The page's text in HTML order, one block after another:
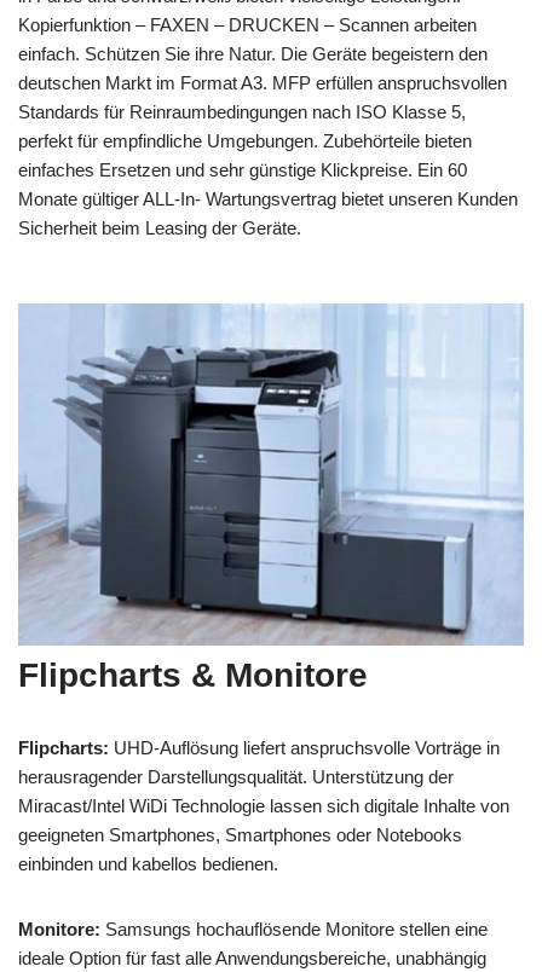
Kopierfunktion – FAXEN – DRUCKEN – Scannen arbeiten
einfach. Schützen Sie ihre Natur. Die Geräte begeistern den
deutschen Markt im Format A3. MFP erfüllen anspruchsvollen
Standards für Reinraumbedingungen nach ISO Klasse 5,
perfekt für empfindliche Umgebungen. Zubehörteile bieten
einfaches Ersetzen und sehr günstige Klickpreise. Ein 60
Monate gültiger ALL-In- Wartungsvertrag bietet unseren Kunden
Sicherheit beim Leasing der Geräte.
Flipcharts & Monitore
Flipcharts: UHD-Auflösung liefert anspruchsvolle Vorträge in
herausragender Darstellungsqualität. Unterstützung der
Miracast/Intel WiDi Technologie lassen sich digitale Inhalte von
geeigneten Smartphones, Smartphones oder Notebooks
einbinden und kabellos bedienen.
Monitore: Samsungs hochauflösende Monitore stellen eine
ideale Option für fast alle Anwendungsbereiche, unabhängig